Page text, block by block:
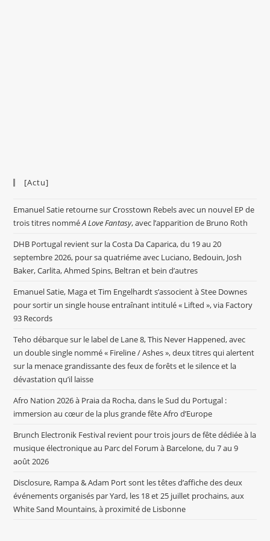
[Actu]
Emanuel Satie retourne sur Crosstown Rebels avec un nouvel EP de
trois titres nomméA Love Fantasy, avec l’apparition de Bruno Roth
DHB Portugal revient sur la Costa Da Caparica, du 19 au 20
septembre 2026, pour sa quatriéme avec Luciano, Bedouin, Josh
Baker, Carlita, Ahmed Spins, Beltran et bein d’autres
Emanuel Satie, Maga et Tim Engelhardt s’associent à Stee Downes
pour sortir un single house entraînant intitulé « Lifted », via Factory
93 Records
Teho débarque sur le label de Lane 8, This Never Happened, avec
un double single nommé « Fireline / Ashes », deux titres qui alertent
sur la menace grandissante des feux de forêts et le silence et la
dévastation qu’il laisse
Afro Nation 2026 à Praia da Rocha, dans le Sud du Portugal :
immersion au cœur de la plus grande fête Afro d’Europe
Brunch Electronik Festival revient pour trois jours de fête dédiée à la
musique électronique au Parc del Forum à Barcelone, du 7 au 9
août 2026
Disclosure, Rampa & Adam Port sont les têtes d’affiche des deux
événements organisés par Yard, les 18 et 25 juillet prochains, aux
White Sand Mountains, à proximité de Lisbonne